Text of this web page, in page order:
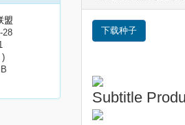
盟
28
)
下载种子
Subtitle